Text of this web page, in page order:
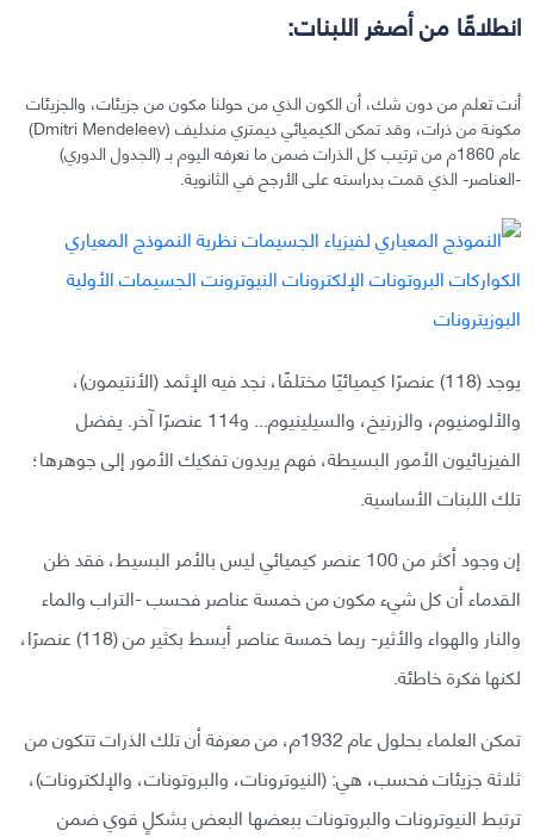
انطلاقًا من أصغر اللبنات:
أنت تعلم من دون شك، أن الكون الذي من حولنا مكون من جزيئات، والجزيئات
مكونة من ذرات، وقد تمكن الكيميائي ديمتري مندليف (Dmitri Mendeleev)
عام 1860م من ترتيب كل الذرات ضمن ما نعرفه اليوم بـ (الجدول الدوري)
-العناصر- الذي قمت بدراسته على الأرجح في الثانوية.
يوجد (118) عنصرًا كيميائيًا مختلفًا، نجد فيه الإثمد (الأنتيمون)،
والألومنيوم، والزرنيخ، والسيلينيوم... و114 عنصرًا آخر. يفضل
الفيزيائيون الأمور البسيطة، فهم يريدون تفكيك الأمور إلى جوهرها؛
تلك اللبنات الأساسية.
إن وجود أكثر من 100 عنصر كيميائي ليس بالأمر البسيط، فقد ظن
القدماء أن كل شيء مكون من خمسة عناصر فحسب -التراب والماء
والنار والهواء والأثير- ربما خمسة عناصر أبسط بكثير من (118) عنصرًا،
لكنها فكرة خاطئة.
تمكن العلماء بحلول عام 1932م، من معرفة أن تلك الذرات تتكون من
ثلاثة جزيئات فحسب، هي: (النيوترونات، والبروتونات، والإلكترونات)،
ترتبط النيوترونات والبروتونات ببعضها البعض بشكلٍ قوي ضمن